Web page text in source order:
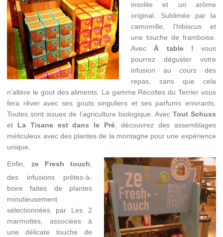
insolite et un arôme
original. Sublimée par la
camomille, l’hibiscus et
une touche de framboise.
AvecÀ table ! vous
pourrez déguster votre
infusion au cours des
repas, sans que cela
n’altère le gout des aliments. La gamme Récoltes du Terrier vous
fera rêver avec ses gouts singuliers et ses parfums enivrants.
Toutes sont issues de l’agriculture biologique. Avec Tout Schuss
et La Tisane est dans le Pré, découvrez des assemblages
méticuleux avec des plantes de la montagne pour une expérience
unique.
Enfin, ze Fresh touch,
des infusions prêtes-à-
boire faites de plantes
minutieusement
sélectionnées par Les 2
marmottes, associées à
une délicate touche de